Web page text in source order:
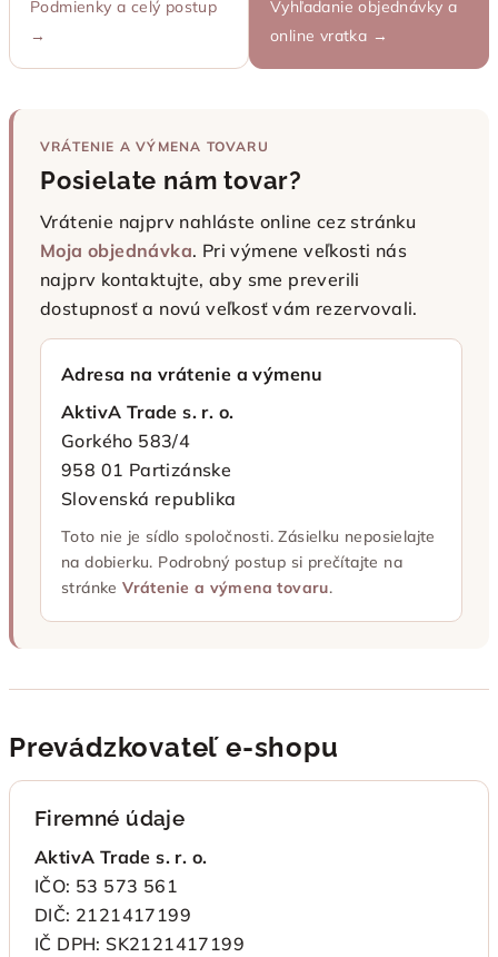
Podmienky a celý postup
→
Vyhľadanie objednávky a
online vratka →
VRÁTENIE A VÝMENA TOVARU
Posielate nám tovar?
Vrátenie najprv nahláste online cez stránku
Moja objednávka. Pri výmene veľkosti nás
najprv kontaktujte, aby sme preverili
dostupnosť a novú veľkosť vám rezervovali.
Adresa na vrátenie a výmenu
AktivA Trade s. r. o.
Gorkého 583/4
958 01 Partizánske
Slovenská republika
Toto nie je sídlo spoločnosti. Zásielku neposielajte
na dobierku. Podrobný postup si prečítajte na
stránkeVrátenie a výmena tovaru.
Prevádzkovateľ e-shopu
Firemné údaje
AktivA Trade s. r. o.
IČO: 53 573 561
DIČ: 2121417199
IČ DPH: SK2121417199